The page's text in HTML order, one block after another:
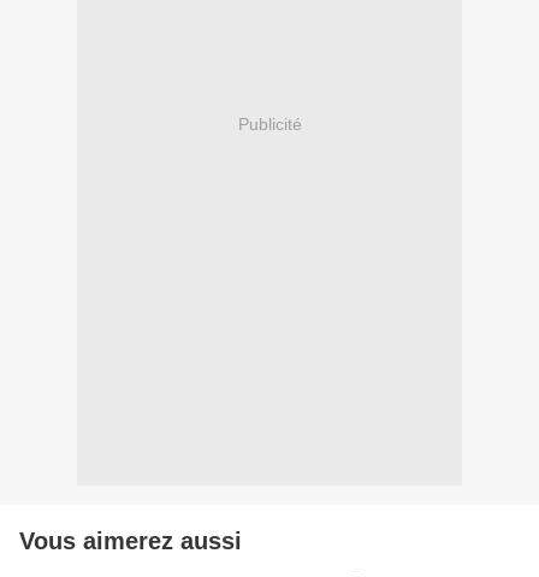
Publicité
Vous aimerez aussi